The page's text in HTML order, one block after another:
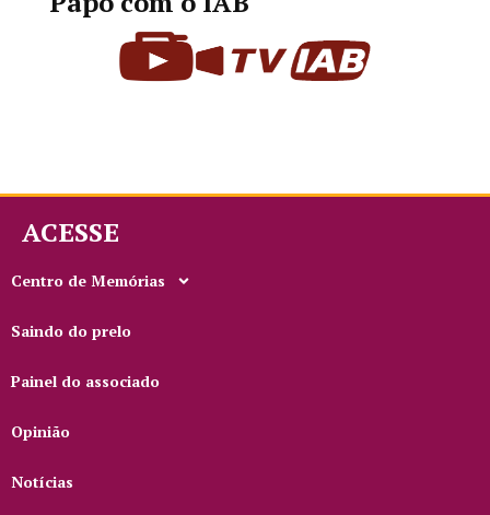
ACESSE
Centro de Memórias
Saindo do prelo
Painel do associado
Opinião
Notícias